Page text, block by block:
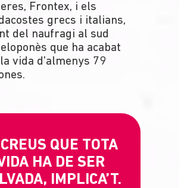
Frontex, i els
grecs i italians,
del naufragi al sud
que ha acabat
vida d’almenys 79
QUE TOTA
HA DE SER
IMPLICA’T.